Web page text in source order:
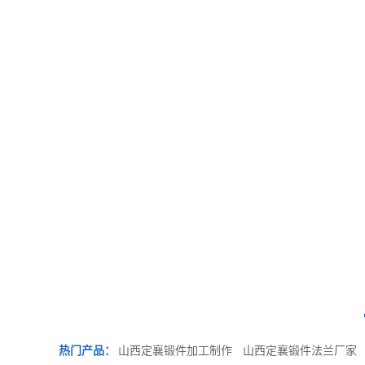
热门产品： 山西定襄锻件加工制作 山西定襄锻件法兰厂家